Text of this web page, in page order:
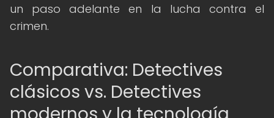
un paso adelante en la lucha contra el
crimen.
Comparativa: Detectives
clásicos vs. Detectives